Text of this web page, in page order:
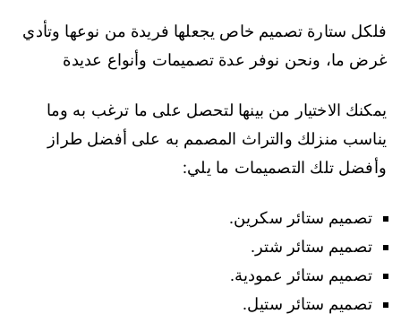
فلكل ستارة تصميم خاص يجعلها فريدة من نوعها وتأدي
غرض ما، ونحن نوفر عدة تصميمات وأنواع عديدة
يمكنك الاختيار من بينها لتحصل على ما ترغب به وما
يناسب منزلك والتراث المصمم به على أفضل طراز
وأفضل تلك التصميمات ما يلي:
تصميم ستائر سكرين.
تصميم ستائر شتر.
تصميم ستائر عمودية.
تصميم ستائر ستيل.